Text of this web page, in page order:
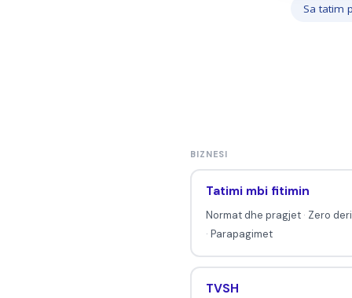
e
t
j
n
Sa tatim
BIZNESI
Tatimi mbi fitimin
Normat dhe pragjet· Zero
· Parapagimet
TVSH